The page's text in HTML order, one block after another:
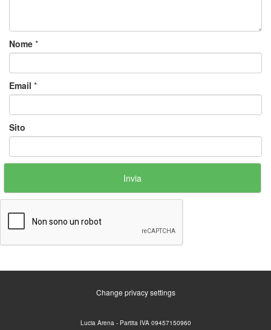
Nome *
Email *
Sito
Change privacy settings
Lucia Arena - Partita IVA 09457150960